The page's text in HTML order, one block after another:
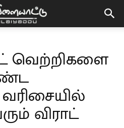
வெற்றிகளை
விராட்